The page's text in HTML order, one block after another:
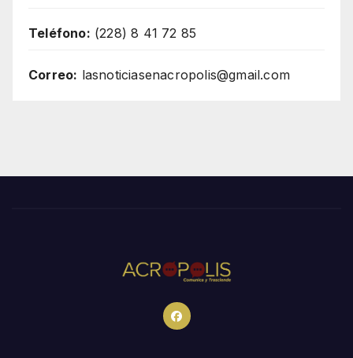
Teléfono: (228) 8 41 72 85
Correo: lasnoticiasenacropolis@gmail.com